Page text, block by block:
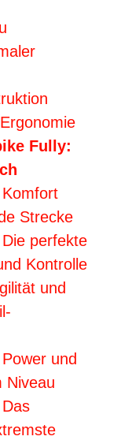
Fully:
Strecke
perfekte
Kontrolle
und
und
Niveau